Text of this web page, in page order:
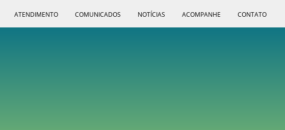
ATENDIMENTO COMUNICADOS NOTÍCIAS ACOMPANHE CONTATO